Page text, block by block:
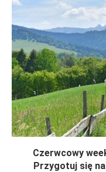
Czerwcowy
Przygotuj się